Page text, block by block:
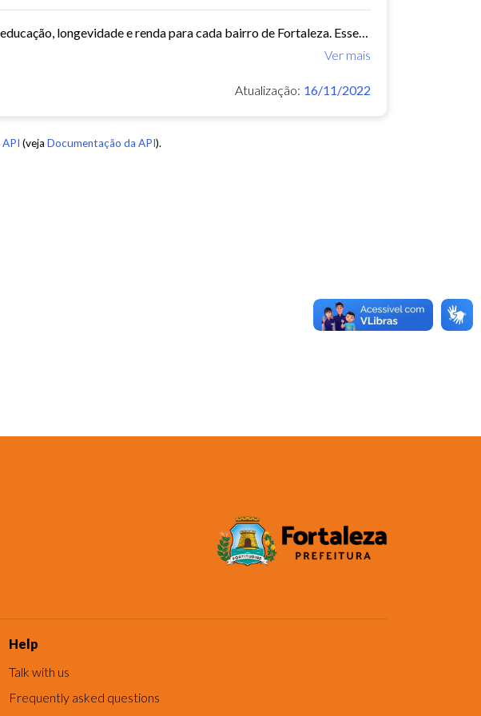
Este conjunto de dados contém indicadores de educação, longevidade e renda para cada bairro de Fortaleza. Esses três indicadores juntos formam o Indice de Desenvolvimento Humano...
Ver mais
Atualização: 16/11/2022
API (veja Documentação da API).
Help
Talk with us
Frequently asked questions